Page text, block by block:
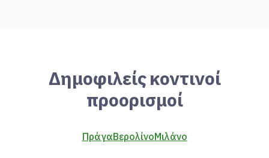
Δημοφιλείς κοντινοί
προορισμοί
ΠράγαΒερολίνοΜιλάνο